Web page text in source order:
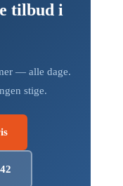
tilbud i
— alle dage.
stige.